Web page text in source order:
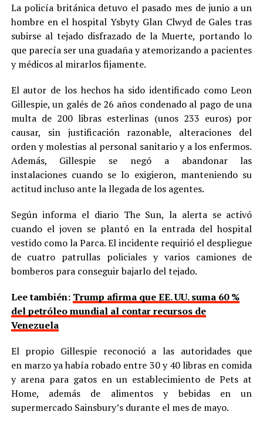
La policía británica detuvo el pasado mes de junio a un
hombre en el hospital Ysbyty Glan Clwyd de Gales tras
subirse al tejado disfrazado de la Muerte, portando lo
que parecía ser una guadaña y atemorizando a pacientes
y médicos al mirarlos fijamente.
El autor de los hechos ha sido identificado como Leon
Gillespie, un galés de 26 años condenado al pago de una
multa de 200 libras esterlinas (unos 233 euros) por
causar, sin justificación razonable, alteraciones del
orden y molestias al personal sanitario y a los enfermos.
Además, Gillespie se negó a abandonar las
instalaciones cuando se lo exigieron, manteniendo su
actitud incluso ante la llegada de los agentes.
Según informa el diario The Sun, la alerta se activó
cuando el joven se plantó en la entrada del hospital
vestido como la Parca. El incidente requirió el despliegue
de cuatro patrullas policiales y varios camiones de
bomberos para conseguir bajarlo del tejado.
Lee también: Trump afirma que EE. UU. suma 60 %
del petróleo mundial al contar recursos de
Venezuela
El propio Gillespie reconoció a las autoridades que
en marzo ya había robado entre 30 y 40 libras en comida
y arena para gatos en un establecimiento de Pets at
Home, además de alimentos y bebidas en un
supermercado Sainsbury’s durante el mes de mayo.